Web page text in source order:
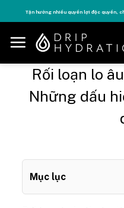
to
content
Tận hưởng nhiều quyền lợi độc quyền,
Rối loạn lo
Những dấu
Mục lục